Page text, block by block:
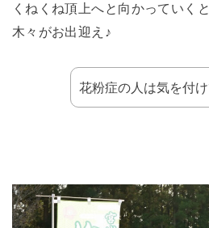
くねくね頂上へと向かっていく
木々がお出迎え♪
花粉症の人は気を付け